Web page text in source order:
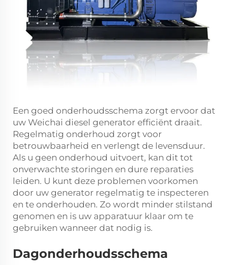
Een goed onderhoudsschema zorgt ervoor dat
uw Weichai diesel generator efficiënt draait.
Regelmatig onderhoud zorgt voor
betrouwbaarheid en verlengt de levensduur.
Als u geen onderhoud uitvoert, kan dit tot
onverwachte storingen en dure reparaties
leiden. U kunt deze problemen voorkomen
door uw generator regelmatig te inspecteren
en te onderhouden. Zo wordt minder stilstand
genomen en is uw apparatuur klaar om te
gebruiken wanneer dat nodig is.
Dagonderhoudsschema